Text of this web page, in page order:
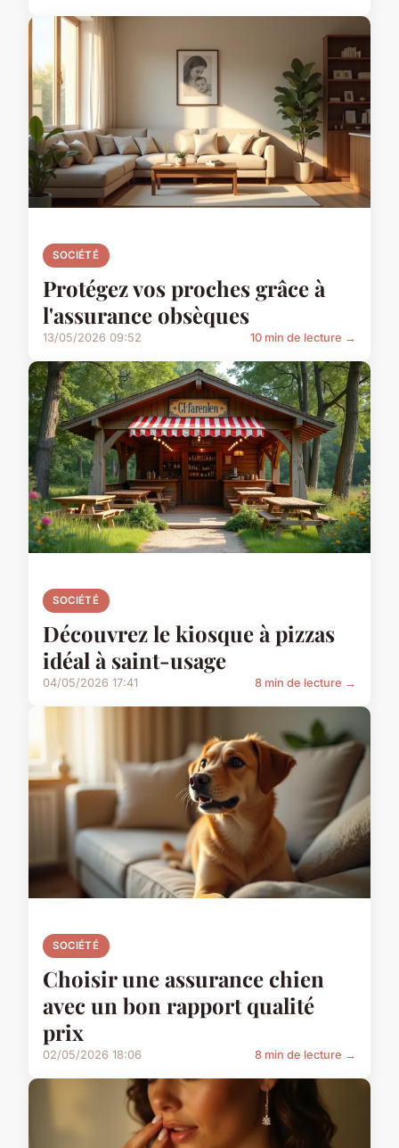
SOCIÉTÉ
Protégez vos proches grâce à
l'assurance obsèques
13/05/2026 09:52 10 min de lecture →
SOCIÉTÉ
Découvrez le kiosque à pizzas
idéal à saint-usage
04/05/2026 17:41 8 min de lecture →
SOCIÉTÉ
Choisir une assurance chien
avec un bon rapport qualité
prix
02/05/2026 18:06 8 min de lecture →